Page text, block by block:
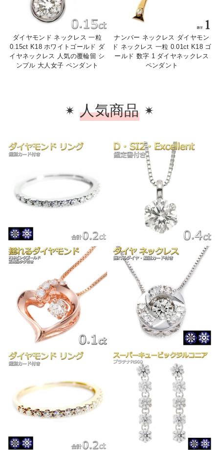
ダイヤモンド ネックレス 一粒
0.15ct K18 ホワイトゴールド ダ
イヤネックレス 人気の覆輪留 シ
ンプル 大人女子 ペンダント
ナンバー ネックレス ダイヤモン
ド ネックレス 一粒 0.01ct K18 ゴ
ールド 数字 1 ダイヤネックレス
ペンダント
人気商品